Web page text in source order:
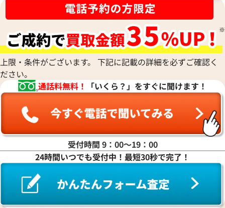
クロエ パディントン ハンドバッグ レザー
参考買取価格
2025年8月3日時点
クロエ パディン
参考買取価格
2026年3月13日時
上限・条件がございます。 下記に記載の詳細を必ずご確認く
ださい。
通話料無料！
「いくら？」をすぐに聞けます！
受付時間 9：00〜19：00
24時間いつでも受付中！最短30秒で完了！